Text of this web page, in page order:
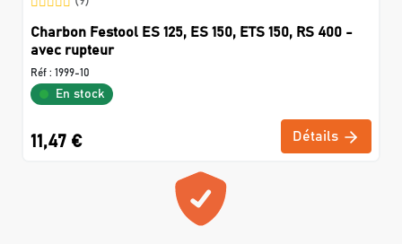
Charbon Festool ES 125, ES 150, ETS 150, RS 400 -
avec rupteur
Réf : 1999-10
En stock
11,47 € Détails